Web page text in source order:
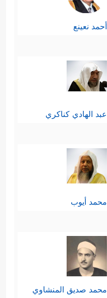
أحمد نعينع
عبد الهادي كناكري
محمد أيوب
محمد صديق المنشاوي